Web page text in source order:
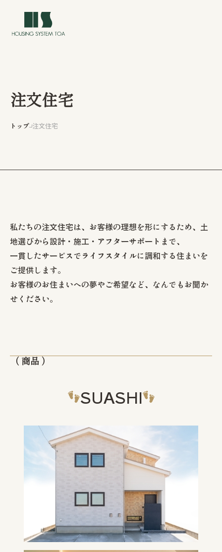
トップ
注文住宅
リフォーム / リノベーション
管工事
施工事例
会社情報
お知らせ
モデルハウス
見学予約
資料請求
お問い合わせ
0258-25-2401
注文住宅
トップ 注文住宅
私たちの注文住宅は、お客様の理想を形にするため、土
地選びから設計・施工・アフターサポートまで、
一貫したサービスでライフスタイルに調和する住まいを
ご提供します。
お客様のお住まいへの夢やご希望など、なんでもお聞か
せください。
（ 商品 ）
SUASHI